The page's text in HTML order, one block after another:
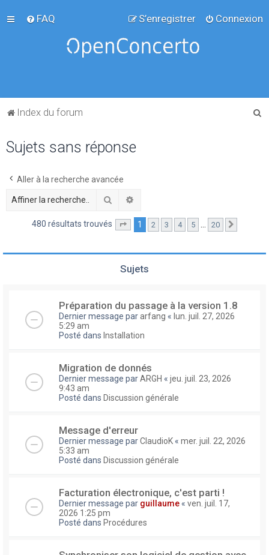
FAQ Connexion
S’enregistrer
Index du forum
Sujets sans réponse
Aller à la recherche avancée
Rechercher
480 résultats trouvés Page sur20
1 2 3 4 5 … 20
Sujets
Préparation du passage à la version 1.8
Dernier message pararfang « lun. juil. 27, 2026
5:29 am
Posté dans Installation
Migration de donnés
Dernier message parARGH « jeu. juil. 23, 2026
9:43 am
Posté dans Discussion générale
Message d'erreur
Dernier message parClaudioK « mer. juil. 22, 2026
5:33 am
Posté dans Discussion générale
Facturation électronique, c'est parti !
Dernier message par guillaume « ven. juil. 17,
2026 1:25 pm
Posté dans Procédures